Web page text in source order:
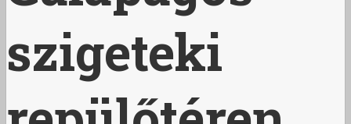
szigeteki